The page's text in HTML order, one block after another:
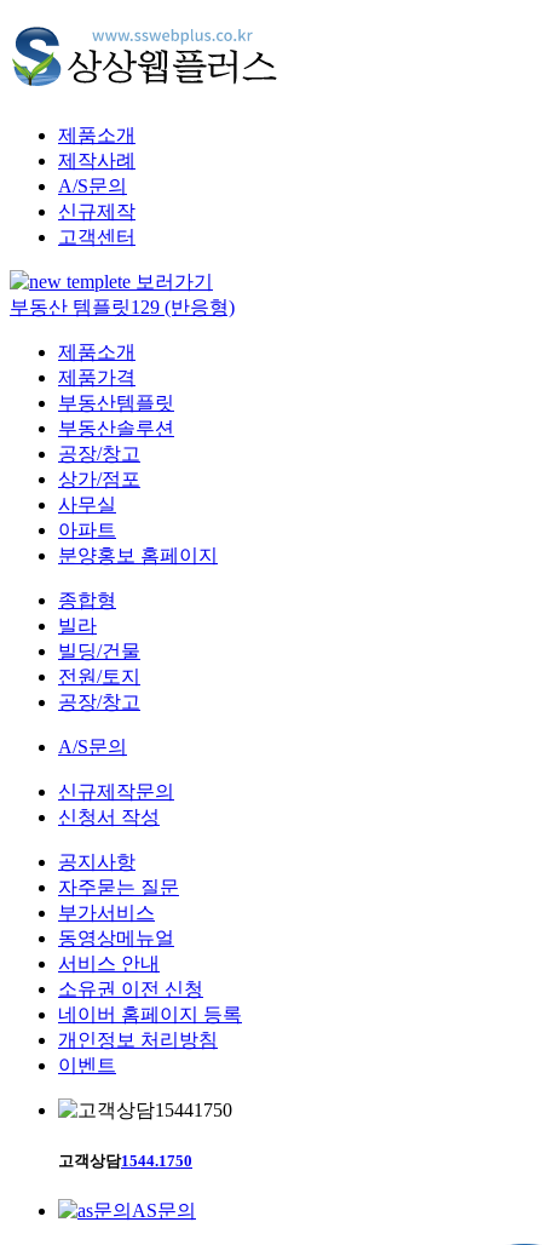
제품소개
제작사례
A/S문의
신규제작
고객센터
부동산 템플릿129 (반응형)
제품소개
제품가격
부동산템플릿
부동산솔루션
공장/창고
상가/점포
사무실
아파트
분양홍보 홈페이지
종합형
빌라
빌딩/건물
전원/토지
공장/창고
A/S문의
신규제작문의
신청서 작성
공지사항
자주묻는 질문
부가서비스
동영상메뉴얼
서비스 안내
소유권 이전 신청
네이버 홈페이지 등록
개인정보 처리방침
이벤트
고객상담1544.1750
AS문의